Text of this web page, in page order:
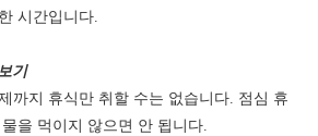
시간입니다.
기
까지 휴식만 취할 수는 없습니다. 점심 휴
을 먹이지 않으면 안 됩니다.